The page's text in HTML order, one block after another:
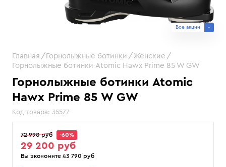
Горнолыжные ботинки Atomic
Hawx Prime 85 W GW
Код товара: 35577
Все акции
Главная Горнолыжные ботинки
Женские
Горнолыжные ботинки Atomic Hawx Prime 85 W GW
72 990 руб -60%
29 200 руб
Вы экономите 43 790 руб